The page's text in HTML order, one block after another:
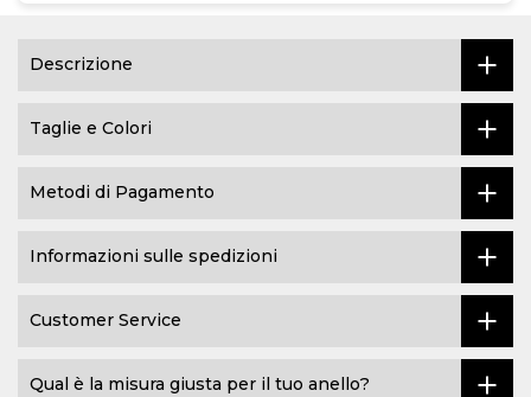
Descrizione
Taglie e Colori
Metodi di Pagamento
Informazioni sulle spedizioni
Customer Service
Qual è la misura giusta per il tuo anello?